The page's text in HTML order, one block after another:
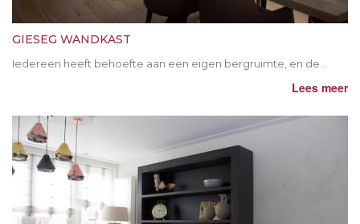
GIESEG WANDKAST
Iedereen heeft behoefte aan een eigen bergruimte, en de...
Lees meer